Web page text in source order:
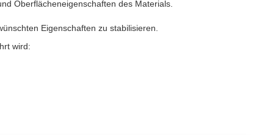
Oberflächeneigenschaften des Materials.
Eigenschaften zu stabilisieren.
wird: